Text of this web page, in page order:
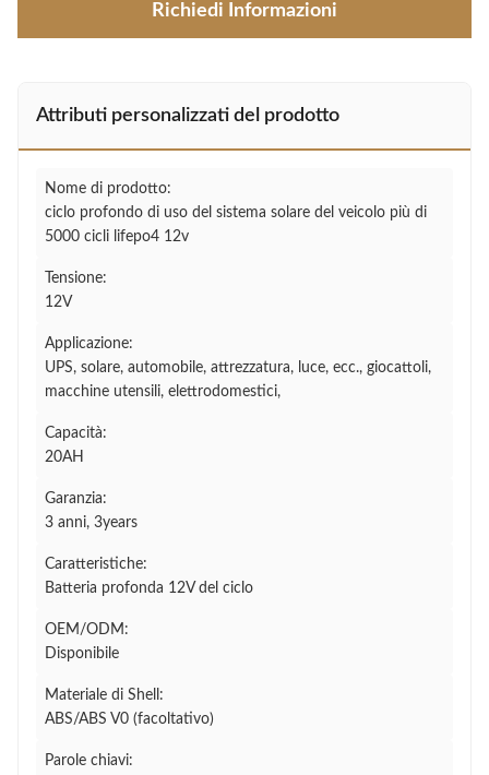
Richiedi Informazioni
Attributi personalizzati del prodotto
Nome di prodotto:
ciclo profondo di uso del sistema solare del veicolo più di
5000 cicli lifepo4 12v
Tensione:
12V
Applicazione:
UPS, solare, automobile, attrezzatura, luce, ecc., giocattoli,
macchine utensili, elettrodomestici,
Capacità:
20AH
Garanzia:
3 anni, 3years
Caratteristiche:
Batteria profonda 12V del ciclo
OEM/ODM:
Disponibile
Materiale di Shell:
ABS/ABS V0 (facoltativo)
Parole chiavi: